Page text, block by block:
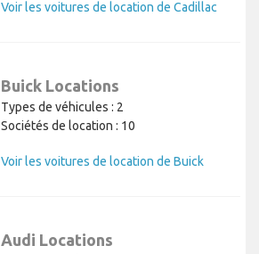
Voir les voitures de location de Cadillac
Buick Locations
Types de véhicules : 2
Sociétés de location : 10
Voir les voitures de location de Buick
Audi Locations